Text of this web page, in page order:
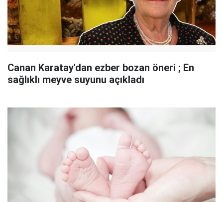
Canan Karatay'dan ezber bozan öneri ; En
sağlıklı meyve suyunu açıkladı